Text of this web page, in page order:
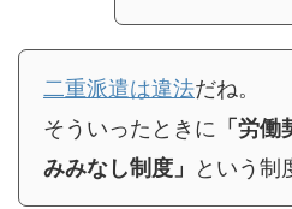
二重派遣は違法だね。
そういったときに 「労
みみなし制度」
という制